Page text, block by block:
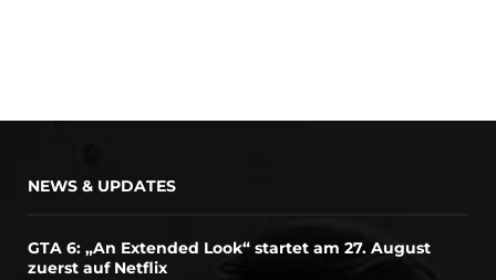
NEWS & UPDATES
GTA 6: „An Extended Look“ startet am 27. August
zuerst auf Netflix